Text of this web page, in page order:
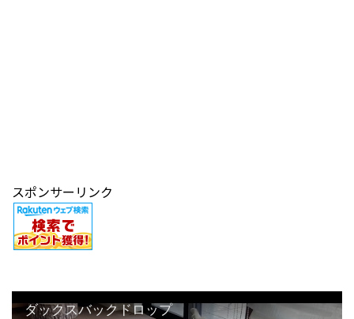
スポンサーリンク
ダックスバックドロップ